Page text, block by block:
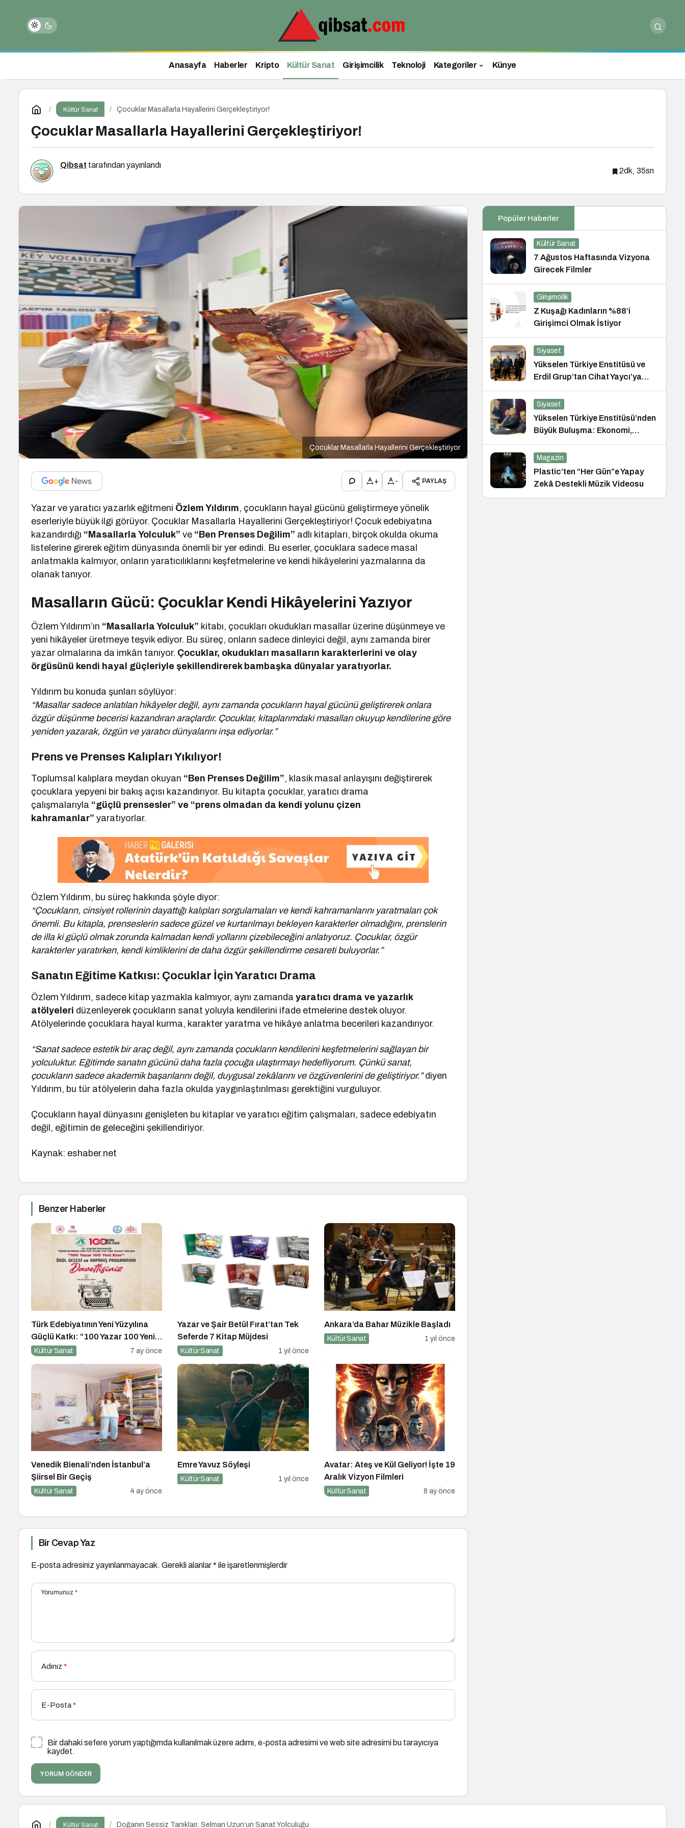
Anasayfa Haberler Kripto Kültür Sanat Girişimcilik Teknoloji Kategoriler Künye
Kültür Sanat Çocuklar Masallarla Hayallerini Gerçekleştiriyor!
Çocuklar Masallarla Hayallerini Gerçekleştiriyor!
Qibsat tarafından yayınlandı
2dk, 35sn
Çocuklar Masallarla Hayallerini Gerçekleştiriyor
+ - PAYLAŞ
Yazar ve yaratıcı yazarlık eğitmeni Özlem Yıldırım, çocukların hayal gücünü geliştirmeye yönelik
eserleriyle büyük ilgi görüyor. Çocuklar Masallarla Hayallerini Gerçekleştiriyor! Çocuk edebiyatına
kazandırdığı “Masallarla Yolculuk” ve “Ben Prenses Değilim” adlı kitapları, birçok okulda okuma
listelerine girerek eğitim dünyasında önemli bir yer edindi. Bu eserler, çocuklara sadece masal
anlatmakla kalmıyor, onların yaratıcılıklarını keşfetmelerine ve kendi hikâyelerini yazmalarına da
olanak tanıyor.
Masalların Gücü: Çocuklar Kendi Hikâyelerini Yazıyor
Özlem Yıldırım’ın “Masallarla Yolculuk” kitabı, çocukları okudukları masallar üzerine düşünmeye ve
yeni hikâyeler üretmeye teşvik ediyor. Bu süreç, onların sadece dinleyici değil, aynı zamanda birer
yazar olmalarına da imkân tanıyor. Çocuklar, okudukları masalların karakterlerini ve olay
örgüsünü kendi hayal güçleriyle şekillendirerek bambaşka dünyalar yaratıyorlar.
Yıldırım bu konuda şunları söylüyor:
“Masallar sadece anlatılan hikâyeler değil, aynı zamanda çocukların hayal gücünü geliştirerek onlara
özgür düşünme becerisi kazandıran araçlardır. Çocuklar, kitaplarımdaki masalları okuyup kendilerine göre
yeniden yazarak, özgün ve yaratıcı dünyalarını inşa ediyorlar.”
Prens ve Prenses Kalıpları Yıkılıyor!
Toplumsal kalıplara meydan okuyan “Ben Prenses Değilim”, klasik masal anlayışını değiştirerek
çocuklara yepyeni bir bakış açısı kazandırıyor. Bu kitapta çocuklar, yaratıcı drama
çalışmalarıyla “güçlü prensesler” ve “prens olmadan da kendi yolunu çizen
kahramanlar” yaratıyorlar.
Özlem Yıldırım, bu süreç hakkında şöyle diyor:
“Çocukların, cinsiyet rollerinin dayattığı kalıpları sorgulamaları ve kendi kahramanlarını yaratmaları çok
önemli. Bu kitapla, prenseslerin sadece güzel ve kurtarılmayı bekleyen karakterler olmadığını, prenslerin
de illa ki güçlü olmak zorunda kalmadan kendi yollarını çizebileceğini anlatıyoruz. Çocuklar, özgür
karakterler yaratırken, kendi kimliklerini de daha özgür şekillendirme cesareti buluyorlar.”
Sanatın Eğitime Katkısı: Çocuklar İçin Yaratıcı Drama
Özlem Yıldırım, sadece kitap yazmakla kalmıyor, aynı zamandayaratıcı drama ve yazarlık
atölyeleri düzenleyerek çocukların sanat yoluyla kendilerini ifade etmelerine destek oluyor.
Atölyelerinde çocuklara hayal kurma, karakter yaratma ve hikâye anlatma becerileri kazandırıyor.
“Sanat sadece estetik bir araç değil, aynı zamanda çocukların kendilerini keşfetmelerini sağlayan bir
yolculuktur. Eğitimde sanatın gücünü daha fazla çocuğa ulaştırmayı hedefliyorum. Çünkü sanat,
çocukların sadece akademik başarılarını değil, duygusal zekâlarını ve özgüvenlerini de geliştiriyor.”diyen
Yıldırım, bu tür atölyelerin daha fazla okulda yaygınlaştırılması gerektiğini vurguluyor.
Çocukların hayal dünyasını genişleten bu kitaplar ve yaratıcı eğitim çalışmaları, sadece edebiyatın
değil, eğitimin de geleceğini şekillendiriyor.
Kaynak: eshaber.net
Benzer Haberler
Türk Edebiyatının Yeni Yüzyılına
Güçlü Katkı: “100 Yazar 100 Yeni
Eser” Projesi Ödül Gecesi
Kültür Sanat 7 ay önce
Yazar ve Şair Betül Fırat’tan Tek
Seferde 7 Kitap Müjdesi
Kültür Sanat 1 yıl önce
Ankara’da Bahar Müzikle Başladı
Kültür Sanat 1 yıl önce
Venedik Bienali’nden İstanbul’a
Şiirsel Bir Geçiş
Kültür Sanat 4 ay önce
Emre Yavuz Söyleşi
Kültür Sanat 1 yıl önce
Avatar: Ateş ve Kül Geliyor! İşte 19
Aralık Vizyon Filmleri
Kültür Sanat 8 ay önce
Bir Cevap Yaz
E-posta adresiniz yayınlanmayacak. Gerekli alanlar* ile işaretlenmişlerdir
Yorumunuz *
Adınız *
E-Posta*
Bir dahaki sefere yorum yaptığımda kullanılmak üzere adımı, e-posta adresimi ve web site adresimi bu tarayıcıya
kaydet.
YORUM GÖNDER
Popüler Haberler
Kültür Sanat
7 Ağustos Haftasında Vizyona
Girecek Filmler
Girişimcilik
Z Kuşağı Kadınların %88’i
Girişimci Olmak İstiyor
Siyaset
Yükselen Türkiye Enstitüsü ve
Erdil Grup’tan Cihat Yaycı’ya
Anlamlı Ziyaret
Siyaset
Yükselen Türkiye Enstitüsü’nden
Büyük Buluşma: Ekonomi,
Güvenlik Politikaları ve Hukuk
Konferansı
Magazin
Plastic’ten “Her Gün”e Yapay
Zekâ Destekli Müzik Videosu
Kültür Sanat Doğanın Sessiz Tanıkları: Selman Uzun’un Sanat Yolculuğu